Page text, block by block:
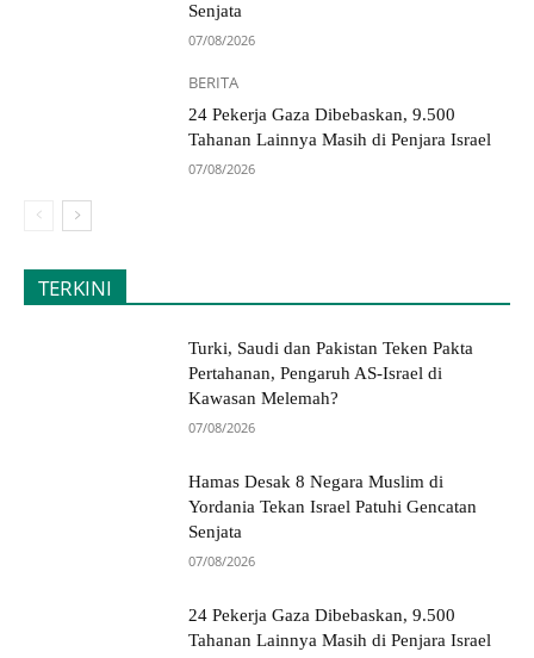
Senjata
07/08/2026
BERITA
24 Pekerja Gaza Dibebaskan, 9.500
Tahanan Lainnya Masih di Penjara Israel
07/08/2026
TERKINI
Turki, Saudi dan Pakistan Teken Pakta
Pertahanan, Pengaruh AS-Israel di
Kawasan Melemah?
07/08/2026
Hamas Desak 8 Negara Muslim di
Yordania Tekan Israel Patuhi Gencatan
Senjata
07/08/2026
24 Pekerja Gaza Dibebaskan, 9.500
Tahanan Lainnya Masih di Penjara Israel